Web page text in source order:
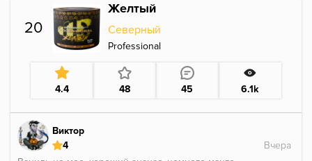
не хочется заморачиваться и покурить крепкие
конфеты то это для вас.
20
Желтый
Северный
Professional
4.4 48 45 6.1k
Виктор
4